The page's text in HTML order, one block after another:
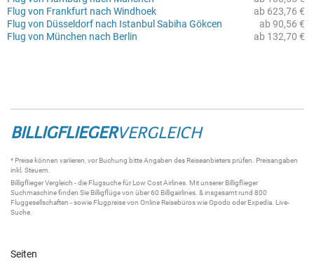
ab 623,76 €
Flug von Frankfurt nach Windhoek
ab 90,56 €
Flug von Düsseldorf nach Istanbul Sabiha Gökcen
ab 132,70 €
Flug von München nach Berlin
BILLIGFLIEGERVERGLEICH
* Preise können variieren, vor Buchung bitte Angaben des Reiseanbieters prüfen. Preisangaben
inkl. Steuern.
BilligfliegerVergleich - die Flugsuchefür Low Cost Airlines. Mit unsererBilligflieger
Suchmaschinefinden Sie Billigflügevon über 60 Billigairlines . & insgesamt rund 800
Fluggesellschaften - sowie Flugpreise von Online Reisebüros wie Opodo oder Expedia. Live-
Suche
Seiten